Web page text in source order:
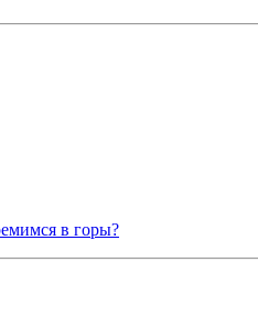
в горы?